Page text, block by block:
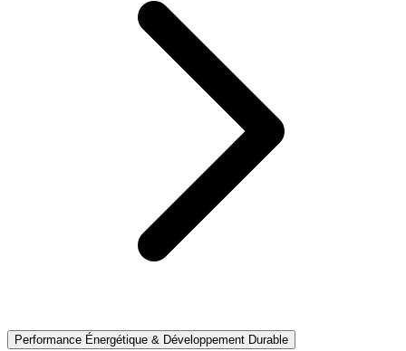
Performance Énergétique & Développement Durable